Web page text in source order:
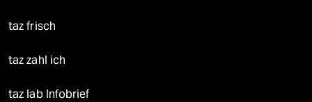
taz frisch
taz zahl ich
taz lab Infobrief